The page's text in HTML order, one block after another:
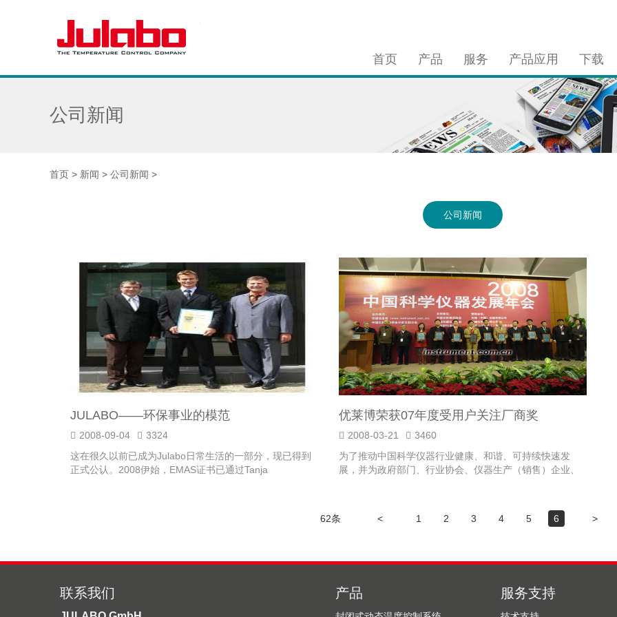
首页 产品 服务 产品应用 下载
公司新闻
首页 > 新闻 > 公司新闻 >
公司新闻
JULABO——环保事业的模范
2008-09-04
3324
这在很久以前已成为Julabo日常生活的一部分，现已得到
正式公认。2008伊始，EMAS证书已通过Tanja
优莱博荣获07年度受用户关注厂商奖
2008-03-21
3460
为了推动中国科学仪器行业健康、和谐、可持续快速发
展，并为政府部门、行业协会、仪器生产（销售）企业、
62条 < 1 2 3 4 5 6 >
联系我们 产品 服务支持